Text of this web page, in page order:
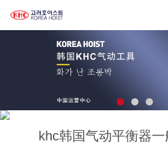
khc韩国气动平衡器